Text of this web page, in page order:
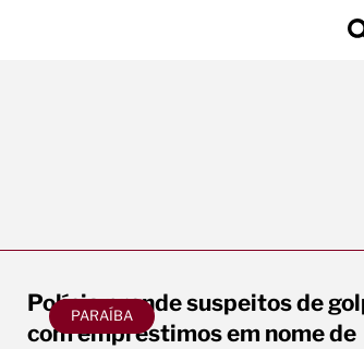
PARAÍBA
Polícia prende suspeitos de
com empréstimos em nome de